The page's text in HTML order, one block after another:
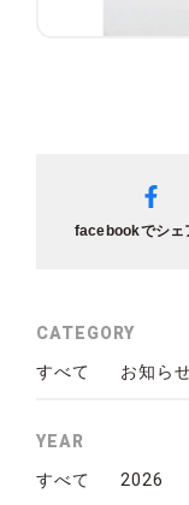
facebookでシェ
CATEGORY
すべて お知ら
YEAR
すべて 2026